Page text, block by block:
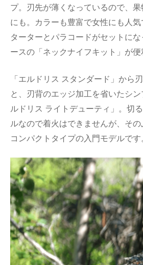
プ。刃先が薄くなっているので、
にも。カラーも豊富で女性にも人
ターターとパラコードがセットに
ースの「ネックナイフキット」が便
「エルドリス スタンダード」から
と、刃背のエッジ加工を省いたシ
ルドリス ライトデューティ」。切
ルなので着火はできませんが、そ
コンパクトタイプの入門モデルです。